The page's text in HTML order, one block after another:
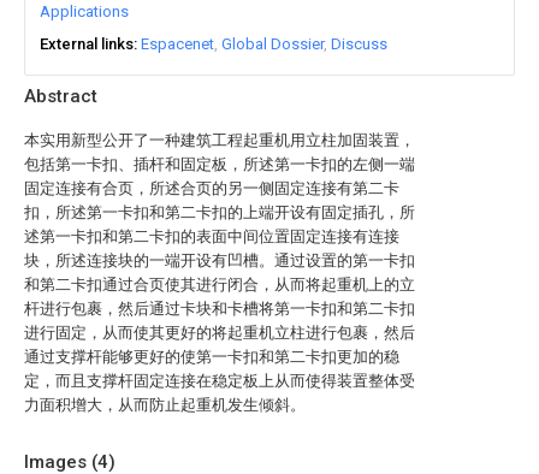
Abstract
本实用新型公开了一种建筑工程起重机用立柱加固装置，
包括第一卡扣、插杆和固定板，所述第一卡扣的左侧一端
固定连接有合页，所述合页的另一侧固定连接有第二卡
扣，所述第一卡扣和第二卡扣的上端开设有固定插孔，所
述第一卡扣和第二卡扣的表面中间位置固定连接有连接
块，所述连接块的一端开设有凹槽。通过设置的第一卡扣
和第二卡扣通过合页使其进行闭合，从而将起重机上的立
杆进行包裹，然后通过卡块和卡槽将第一卡扣和第二卡扣
进行固定，从而使其更好的将起重机立柱进行包裹，然后
通过支撑杆能够更好的使第一卡扣和第二卡扣更加的稳
定，而且支撑杆固定连接在稳定板上从而使得装置整体受
力面积增大，从而防止起重机发生倾斜。
Images (4)
Applications
External links Espacenet Global Dossier Discuss